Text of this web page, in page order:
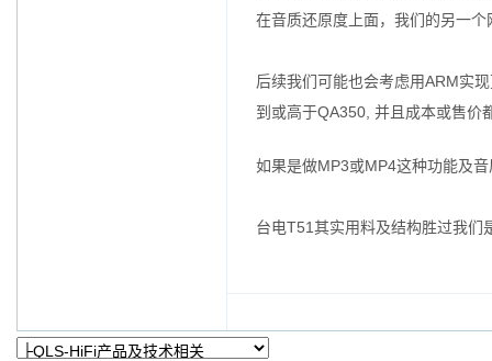
在音质还原度上面，我们的另一
后续我们可能也会考虑用ARM实
到或高于QA350, 并且成本或售价
如果是做MP3或MP4这种功能及
台电T51其实用料及结构胜过我们